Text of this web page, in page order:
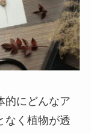
的にどんなア
なく植物が透